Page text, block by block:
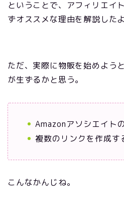
ということで、アフィリエイ
ずオススメな理由を解説したよ
ただ、実際に物販を始めよう
が生ずるかと思う。
Amazonアソシエイト
複数のリンクを作成す
こんなかんじね。